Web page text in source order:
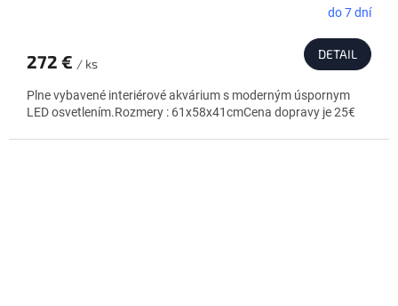
do 7 dní
272 € / ks
DETAIL
Plne vybavené interiérové akvárium s moderným úspornym
LED osvetlením.Rozmery : 61x58x41cmCena dopravy je 25€